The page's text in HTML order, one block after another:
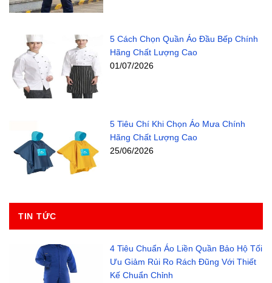
5 Cách Chọn Quần Áo Đầu Bếp Chính
Hãng Chất Lượng Cao
01/07/2026
5 Tiêu Chí Khi Chọn Áo Mưa Chính
Hãng Chất Lượng Cao
25/06/2026
TIN TỨC
4 Tiêu Chuẩn Áo Liền Quần Bảo Hộ Tối
Ưu Giảm Rủi Ro Rách Đũng Với Thiết
Kế Chuẩn Chỉnh